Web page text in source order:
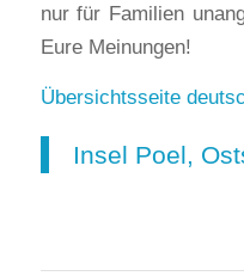
nur für Familien
Eure Meinungen!
Übersichtsseite
Insel Poel,